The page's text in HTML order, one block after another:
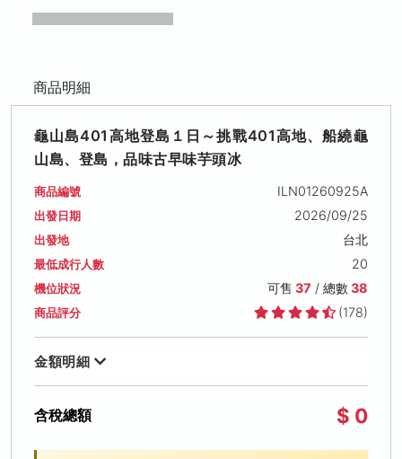
商品明細
龜山島401高地登島１日～挑戰401高地、船繞龜
山島、登島，品味古早味芋頭冰
商品編號 ILN01260925A
出發日期 2026/09/25
出發地 台北
最低成行人數 20
機位狀況 可售 37 / 總數38
商品評分 (178)
金額明細
含稅總額 $ 0